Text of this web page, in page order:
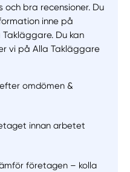
och bra recensioner. Du
inne på
Du kan
vi på Alla Takläggare
omdömen &
innan arbetet
företagen – kolla